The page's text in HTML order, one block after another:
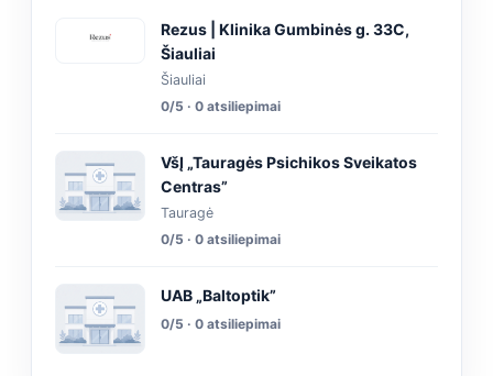
Rezus | Klinika Gumbinės g. 33C,
Šiauliai
Šiauliai
0/5 · 0 atsiliepimai
VšĮ „Tauragės Psichikos Sveikatos
Centras”
Tauragė
0/5 · 0 atsiliepimai
UAB „Baltoptik”
0/5 · 0 atsiliepimai